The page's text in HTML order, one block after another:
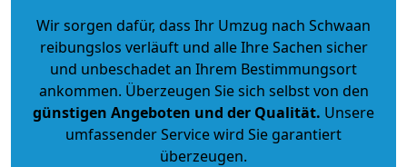
Wir sorgen dafür, dass Ihr Umzug nach Schwaan
reibungslos verläuft und alle Ihre Sachen sicher
und unbeschadet an Ihrem Bestimmungsort
ankommen. Überzeugen Sie sich selbst von den
günstigen Angeboten und der Qualität. Unsere
umfassender Service wird Sie garantiert
überzeugen.